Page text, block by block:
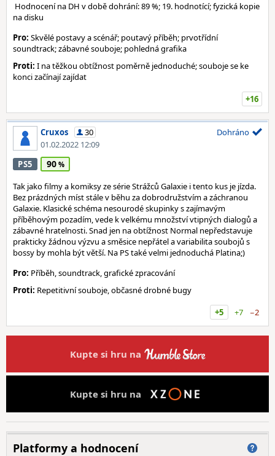
Hodnocení na DH v době dohrání: 89 %; 19. hodnotící; fyzická kopie
na disku
Pro: Skvělé postavy a scénář; poutavý příběh; prvotřídní
soundtrack; zábavné souboje; pohledná grafika
Proti: I na těžkou obtížnost poměrně jednoduché; souboje se ke
konci začínají zajídat
+16
Cruxos
30
01.02.2022 12:09
Dohráno
PS5 90
Tak jako filmy a komiksy ze série Strážců Galaxie i tento kus je jízda.
Bez prázdných míst stále v běhu za dobrodružstvím a záchranou
Galaxie. Klasické schéma nesourodé skupinky s zajímavým
příběhovým pozadím, vede k velkému množství vtipných dialogů a
zábavné hratelnosti. Snad jen na obtížnost Normal nepředstavuje
prakticky žádnou výzvu a směsice nepřátel a variabilita soubojů s
bossy by mohla být větší. Na PS také velmi jednoduchá Platina;)
Pro: Příběh, soundtrack, grafické zpracování
Proti: Repetitivní souboje, občasné drobné bugy
+5
+7 −2
Kupte si hru na
Kupte si hru na
Platformy a hodnocení